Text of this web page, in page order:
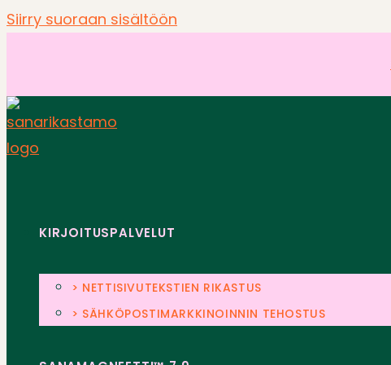
Siirry suoraan sisältöön
KIRJOITUSPALVELUT
> NETTISIVUTEKSTIEN RIKASTUS
> SÄHKÖPOSTIMARKKINOINNIN TEHOSTUS